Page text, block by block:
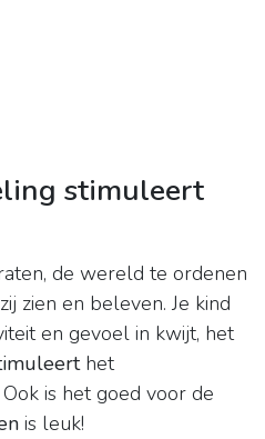
stimuleert
de wereld te ordenen
zien en beleven. Je kind
en gevoel in kwijt, het
het
is het goed voor de
is leuk!